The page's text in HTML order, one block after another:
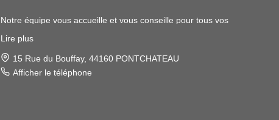
Notre équipe vous accueille et vous conseille pour tous vos
Notre assistante, Malory PINTE, sera à votre écoute et vous
apportera également ses services en location.
Lire plus
15 Rue du Bouffay, 44160 PONTCHATEAU
Afficher le téléphone